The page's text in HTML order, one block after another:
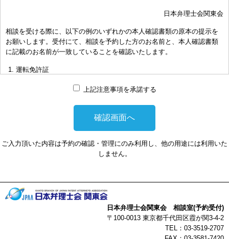
お申し出により、相談担当弁理士に対して調査、出願等の相談事案を
依頼された場合には、通常の受任事件として有料となります。また、
その場合は、依頼者と弁理士個人との関係となり、当会は関与しませ
によって、また、特許事務所によって異なりますので、詳細は特許事
非対面型の相談はWEB会議システムを利用して実施します。WEB会
議システムを利用する事によって生じた不利益または損害に対して、
当会は、一切の責任を負い兼ねます。この点あらかじめご了承くださ
い。
日本弁理士会関東会
相談を受ける際に、以下の例のいずれかの本人確認書類の原本の提示を
お願いします。受付にて、相談を予約した方のお名前と、本人確認書類
に記載のお名前が一致していることを確認いたします。
運転免許証
マイナンバーカード
本人確認書類を提示頂けない場合は、相談を受けることができません。
上記注意事項を承諾する
ご入力頂いた内容は予約の確認・管理にのみ利用し、他の用途には利用いた
しません。
日本弁理士会関東会 相談室(予約受付)
〒100-0013 東京都千代田区霞が関3-4-2
TEL：03-3519-2707